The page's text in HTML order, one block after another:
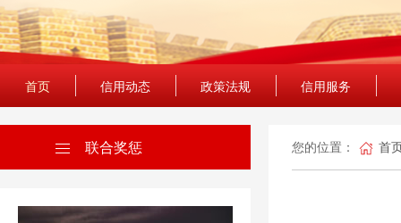
首页 信用动态 政策法规 信用服务
联合奖惩 您的位置： 首